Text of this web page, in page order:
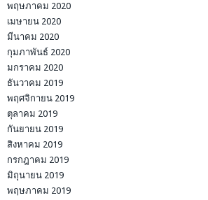
พฤษภาคม 2020
เมษายน 2020
มีนาคม 2020
กุมภาพันธ์ 2020
มกราคม 2020
ธันวาคม 2019
พฤศจิกายน 2019
ตุลาคม 2019
กันยายน 2019
สิงหาคม 2019
กรกฎาคม 2019
มิถุนายน 2019
พฤษภาคม 2019